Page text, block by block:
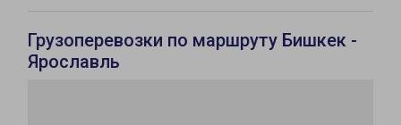
Грузоперевозки по маршруту Бишкек -
Ярославль